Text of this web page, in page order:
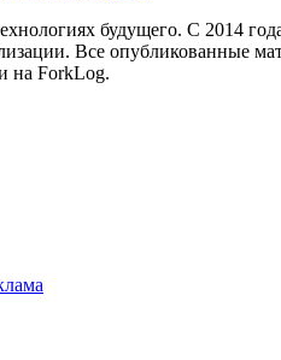
будущего. С 2014
Все опубликованные
на ForkLog.